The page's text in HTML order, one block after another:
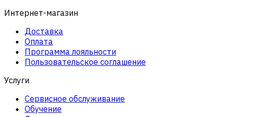
Интернет-магазин
Доставка
Оплата
Программа лояльности
Пользовательское соглашение
Услуги
Сервисное обслуживание
Обучение